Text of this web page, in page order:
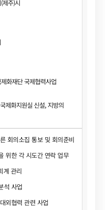
제주)시
화재단 국제협력사업
제화지원실 신설, 지방의
회의소집 통보 및 회의준비
위한 각 시도간 연락 업무
계 관리
석 사업
외협력 관련 사업